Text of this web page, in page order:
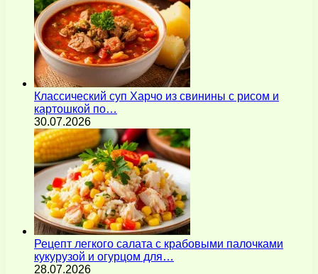
Классический суп Харчо из свинины с рисом и
картошкой по…
30.07.2026
Рецепт легкого салата с крабовыми палочками
кукурузой и огурцом для…
28.07.2026